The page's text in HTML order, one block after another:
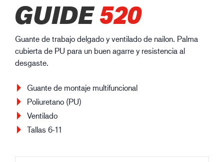
GUIDE520
Guante de trabajo delgado y ventilado de nailon. Palma
cubierta de PU para un buen agarre y resistencia al
desgaste.
Guante de montaje multifuncional
Poliuretano (PU)
Ventilado
Tallas 6-11